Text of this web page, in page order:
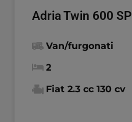
Adria Twin 600 SP
Van/furgonati
2
Fiat 2.3 cc 130 cv